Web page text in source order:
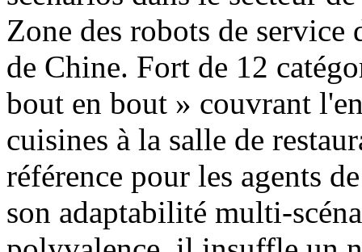
Zone des robots de
de Chine. Fort de 12
bout en bout » couvrant
cuisines à la salle de
référence pour les agents
son adaptabilité multi-